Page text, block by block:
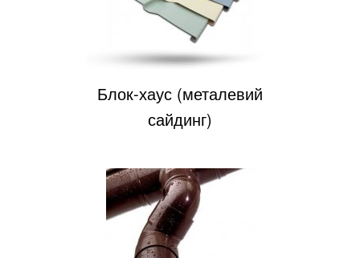
Блок-хаус (металевий
сайдинг)